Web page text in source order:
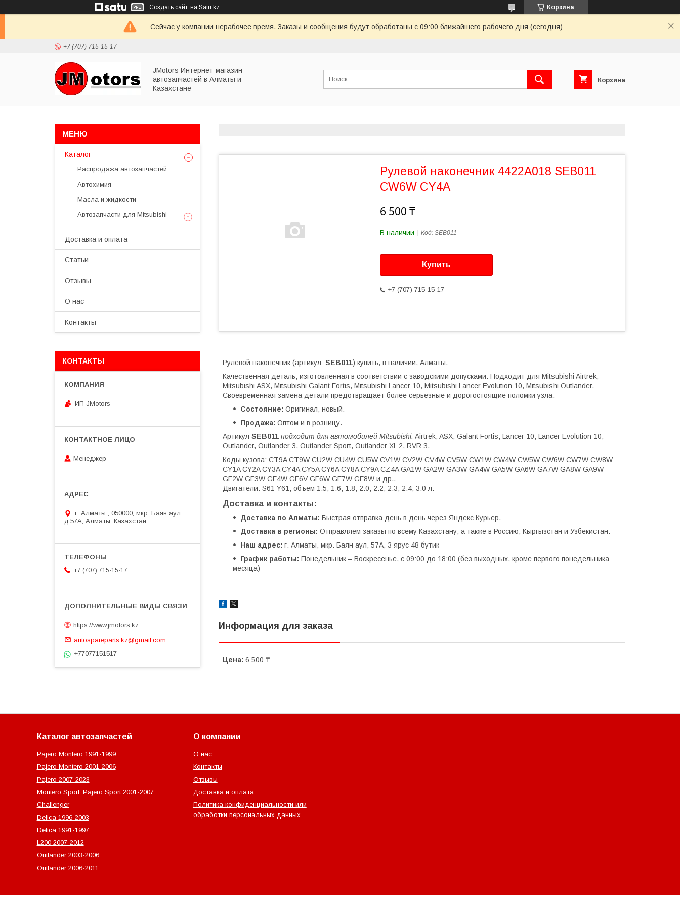
Создать сайт на Satu.kz Корзина
Сейчас у компании нерабочее время. Заказы и сообщения будут обработаны с 09:00 ближайшего рабочего дня (сегодня)
+7 (707) 715-15-17
JMotors Интернет-магазин
автозапчастей в Алматы и
Казахстане
Корзина
Рулевой наконечник 4422A018 SEB011
CW6W CY4A
6 500 ₸
В наличии Код: SEB011
Купить
+7 (707) 715-15-17
Рулевой наконечник (артикул: SEB011) купить, в наличии, Алматы.
Качественная деталь, изготовленная в соответствии с заводскими допусками. Подходит для Mitsubishi Airtrek,
Mitsubishi ASX, Mitsubishi Galant Fortis, Mitsubishi Lancer 10, Mitsubishi Lancer Evolution 10, Mitsubishi Outlander.
Своевременная замена детали предотвращает более серьёзные и дорогостоящие поломки узла.
Состояние: Оригинал, новый.
Продажа: Оптом и в розницу.
Артикул SEB011 подходит для автомобилей Mitsubishi:Airtrek, ASX, Galant Fortis, Lancer 10, Lancer Evolution 10,
Outlander, Outlander 3, Outlander Sport, Outlander XL 2, RVR 3.
Коды кузова: CT9A CT9W CU2W CU4W CU5W CV1W CV2W CV4W CV5W CW1W CW4W CW5W CW6W CW7W CW8W
CY1A CY2A CY3A CY4A CY5A CY6A CY8A CY9A CZ4A GA1W GA2W GA3W GA4W GA5W GA6W GA7W GA8W GA9W
GF2W GF3W GF4W GF6V GF6W GF7W GF8W и др..
Двигатели: S61 Y61, объём 1.5, 1.6, 1.8, 2.0, 2.2, 2.3, 2.4, 3.0 л.
Доставка и контакты:
Доставка по Алматы: Быстрая отправка день в день через Яндекс Курьер.
Доставка в регионы: Отправляем заказы по всему Казахстану, а также в Россию, Кыргызстан и Узбекистан.
Наш адрес: г. Алматы, мкр. Баян аул, 57А, 3 ярус 48 бутик
График работы: Понедельник – Воскресенье, с 09:00 до 18:00 (без выходных, кроме первого понедельника
месяца)
Информация для заказа
Цена: 6 500 ₸
Каталог
Распродажа автозапчастей
Автохимия
Масла и жидкости
Автозапчасти для Mitsubishi
Доставка и оплата
Статьи
Отзывы
О нас
Контакты
КОНТАКТЫ
ИП JMotors
Менеджер
г. Алматы , 050000, мкр. Баян аул
д.57А, Алматы, Казахстан
+7 (707) 715-15-17
https://www.jmotors.kz
autospareparts.kz@gmail.com
+77077151517
Каталог автозапчастей
Pajero Montero 1991-1999
Pajero Montero 2001-2006
Pajero 2007-2023
Montero Sport, Pajero Sport 2001-2007
Challenger
Delica 1996-2003
Delica 1991-1997
L200 2007-2012
Outlander‎ 2003-2006
Outlander‎ 2006-2011
О компании
О нас
Контакты
Отзывы
Доставка и оплата
Политика конфиденциальности или
обработки персональных данных